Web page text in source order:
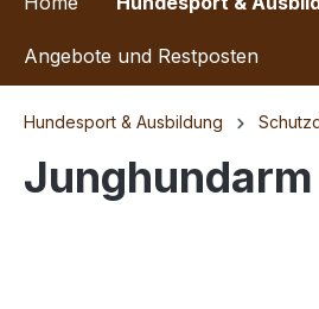
Angebote und Restposten
Hundesport & Ausbildung